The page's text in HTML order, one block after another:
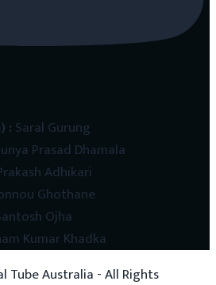
: Saral Gurung
Prasad Dhamala
Adhikari
Ghothane
Ojha
Kumar Khadka
Tube Australia - All Rights